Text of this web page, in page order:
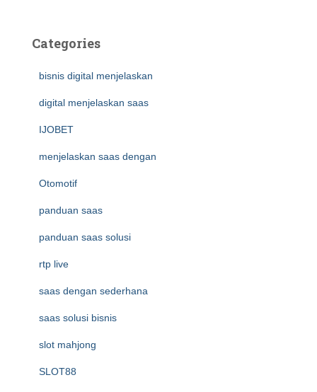
Categories
bisnis digital menjelaskan
digital menjelaskan saas
IJOBET
menjelaskan saas dengan
Otomotif
panduan saas
panduan saas solusi
rtp live
saas dengan sederhana
saas solusi bisnis
slot mahjong
SLOT88